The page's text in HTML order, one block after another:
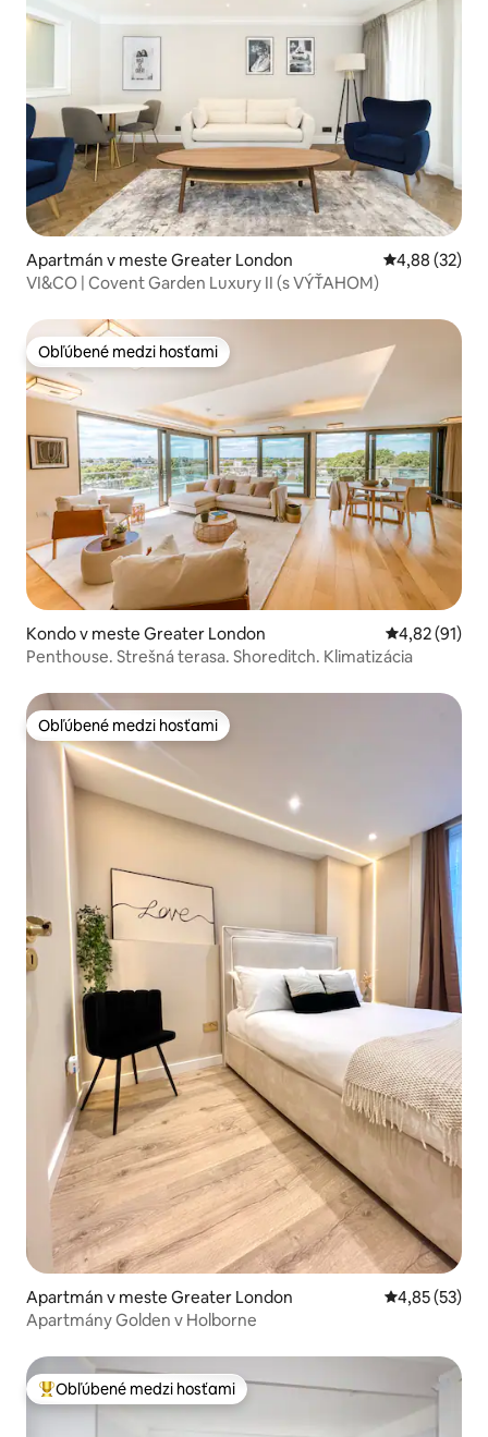
Apartmán v meste Greater London Priemerné
4,88 (32)
VI&CO | Covent Garden Luxury II (s VÝŤAHOM)
Obľúbené medzi hosťami
Obľúbené medzi hosťami
Kondo v meste Greater London Priemerné
4,82 (91)
Penthouse. Strešná terasa. Shoreditch. Klimatizácia
Obľúbené medzi hosťami
Obľúbené medzi hosťami
Apartmán v meste Greater London Priemerné
4,85 (53)
Apartmány Golden v Holborne
Najobľúbenejšie medzi hosťami
Obľúbené medzi hosťami